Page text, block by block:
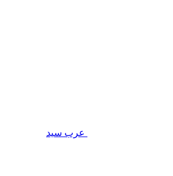
عرب سيد